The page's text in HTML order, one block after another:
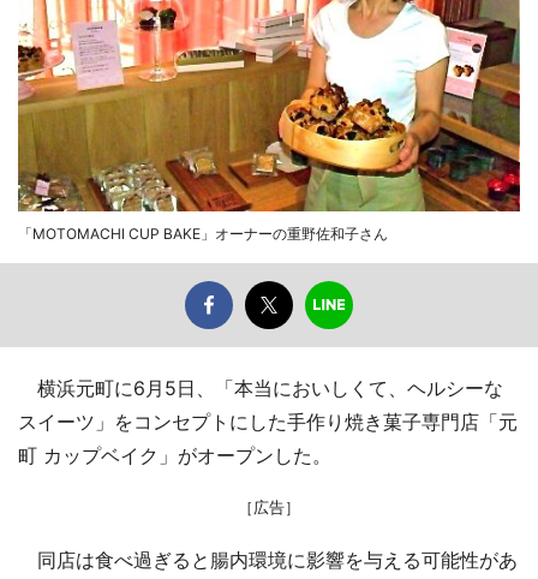
「MOTOMACHI CUP BAKE」オーナーの重野佐和子さん
横浜元町に6月5日、「本当においしくて、ヘルシーな
スイーツ」をコンセプトにした手作り焼き菓子専門店「元
町 カップベイク」がオープンした。
［広告］
同店は食べ過ぎると腸内環境に影響を与える可能性があ